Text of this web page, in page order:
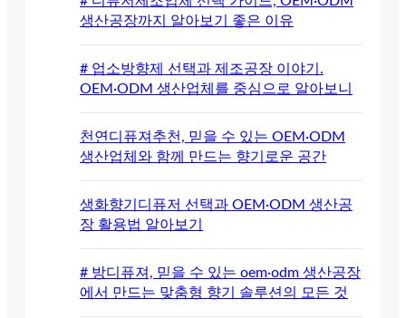
생산공장까지 알아보기 좋은 이유
# 업소방향제 선택과 제조공장 이야기.
OEM·ODM 생산업체를 중심으로 알아보니
천연디퓨져추천, 믿을 수 있는 OEM·ODM
생산업체와 함께 만드는 향기로운 공간
생화향기디퓨저 선택과 OEM·ODM 생산공
장 활용법 알아보기
# 방디퓨져, 믿을 수 있는 oem·odm 생산공장
에서 만드는 맞춤형 향기 솔루션의 모든 것